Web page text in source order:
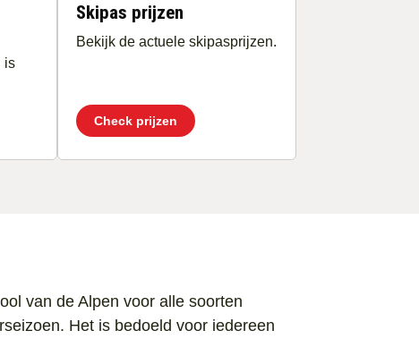
is
Skipas prijzen
Bekijk de actuele skipasprijzen.
Check prijzen
van de Alpen voor alle soorten
Het is bedoeld voor iedereen